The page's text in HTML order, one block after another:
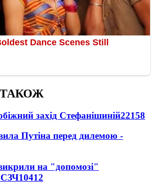
захід Стефанішиній22158
Путіна перед дилемою -
на "допомозі"
СЗЧ10412